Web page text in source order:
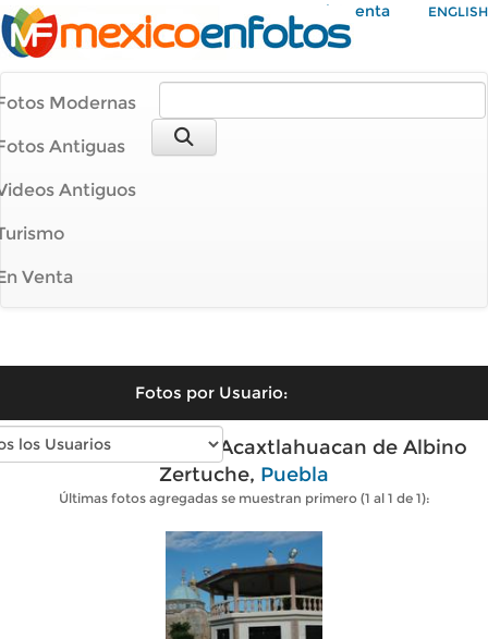
Mi Cuenta ENGLISH
Modernas
Antiguas
Antiguos
Venta
Fotos por Usuario:
Fotos modernas de Acaxtlahuacan de Albino
Zertuche, Puebla
Últimas fotos agregadas se muestran primero (1 al 1 de 1):